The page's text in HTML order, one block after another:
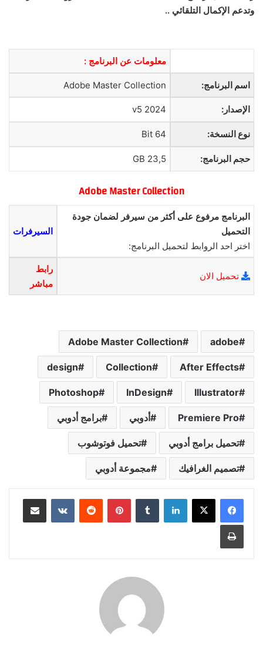
وتدعم الإكمال التلقائي ..
معلومات عن البرنامج :
اسم البرنامج: Adobe Master Collection
الإصدار: 2024 v5
نوع النسخة: 64 Bit
حجم البرنامج: 23,5 GB
Adobe Master Collection
البرنامج مرفوع على أكثر من سيرفر لضمان جودة
التحميل
اختر احد الروابط لتحميل البرنامج:
السيرفرات
تحميل الان
رابط
مباشر
adobe
Adobe Master Collection
After Effects
Collection
design
Illustrator
InDesign
Photoshop
Premiere Pro أدوبي برامج أدوبي
تحميل برامج أدوبي تحميل فوتوشوب
تصميم الغرافيك مجموعة أدوبي
لينكدإن بينتيريست مشاركة عبر البريد
طباعة